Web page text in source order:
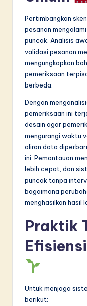
Pertimbangkan
pesanan
puncak. Analisis
validasi pesanan
mengungkapkan
pemeriksaan
berbeda.
Dengan
pemeriksaan ini
desain agar
mengurangi waktu
aliran data
ini. Pemantauan
lebih cepat, dan
puncak tanpa
bagaimana
menghasilkan hasil
Praktik
Untuk menjaga
berikut: